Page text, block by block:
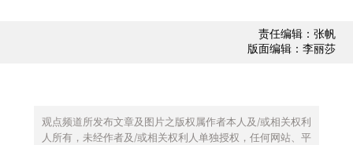
责任编辑：张帆
版面编辑：李丽莎
观点频道所发布文章及图片之版权属作者本人及/或相关权利
人所有，未经作者及/或相关权利人单独授权，任何网站、平